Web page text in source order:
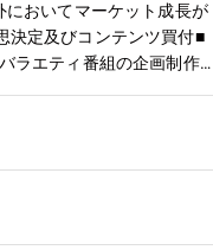
おいてマーケット成長が
決定及びコンテンツ買付■
ラエティ番組の企画制作な
のビジネスモデルや様々
サーとして活動いただくこ
、横断的にお任せする場
バーとして事業成長を牽引
思決定することができま
総合的に磨くことができま